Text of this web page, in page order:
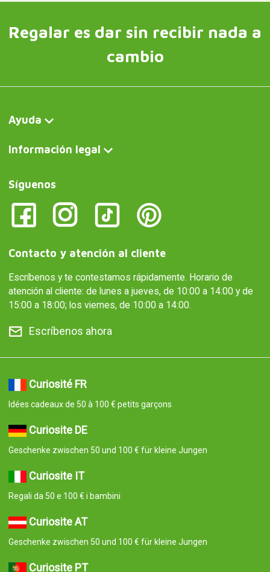
Regalar es dar sin recibir nada a
cambio
Ayuda
Información legal
Síguenos
Contacto y atención al cliente
Escríbenos y te contestamos rápidamente. Horario de
atención al cliente: de lunes a jueves, de 10:00 a 14:00 y de
15:00 a 18:00; los viernes, de 10:00 a 14:00.
Escríbenos ahora
Curiosité FR
Idées cadeaux de 50 à 100 € petits garçons
Curiosite DE
Geschenke zwischen 50 und 100 € für kleine Jungen
Curiosite IT
Regali da 50 e 100 € i bambini
Curiosite AT
Geschenke zwischen 50 und 100 € für kleine Jungen
Curiosite PT